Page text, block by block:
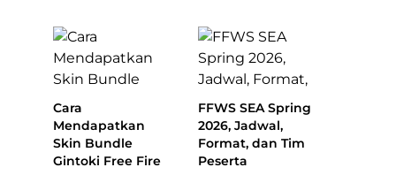
Cara
Mendapatkan
Skin Bundle
Gintoki Free Fire
FFWS SEA Spring
2026, Jadwal,
Format, dan Tim
Peserta